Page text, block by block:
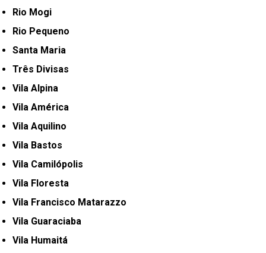
Rio Mogi
Rio Pequeno
Santa Maria
Três Divisas
Vila Alpina
Vila América
Vila Aquilino
Vila Bastos
Vila Camilópolis
Vila Floresta
Vila Francisco Matarazzo
Vila Guaraciaba
Vila Humaitá